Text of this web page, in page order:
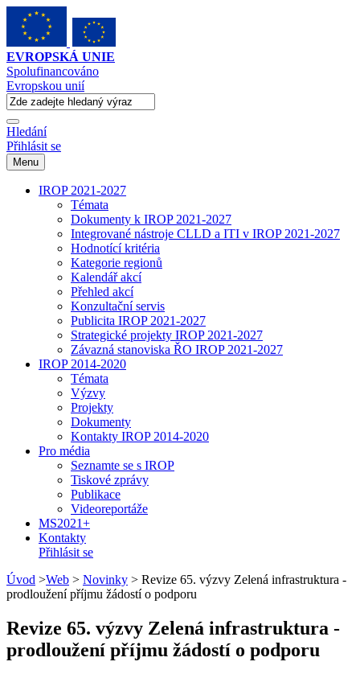
EVROPSKÁ UNIE
Spolufinancováno
Evropskou unií
Hledání
Přihlásit se
Menu
IROP 2021-2027
Témata
Dokumenty k IROP 2021-2027
Integrované nástroje CLLD a ITI v IROP 2021-2027
Hodnotící kritéria
Kategorie regionů
Kalendář akcí
Přehled akcí
Konzultační servis
Publicita IROP 2021-2027
Strategické projekty IROP 2021-2027
Závazná stanoviska ŘO IROP 2021-2027
IROP 2014-2020
Témata
Výzvy
Projekty
Dokumenty
Kontakty IROP 2014-2020
Pro média
Seznamte se s IROP
Tiskové zprávy
Publikace
Videoreportáže
MS2021+
Kontakty
Přihlásit se
Úvod >Web > Novinky > Revize 65. výzvy Zelená infrastruktura -
prodloužení příjmu žádostí o podporu
Revize 65. výzvy Zelená infrastruktura -
prodloužení příjmu žádostí o podporu